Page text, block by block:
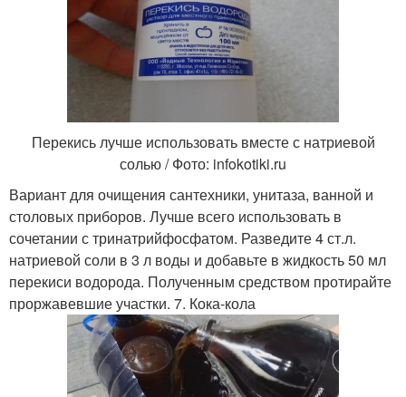
Перекись лучше использовать вместе с натриевой
солью / Фото: infokotiki.ru
Вариант для очищения сантехники, унитаза, ванной и
столовых приборов. Лучше всего использовать в
сочетании с тринатрийфосфатом. Разведите 4 ст.л.
натриевой соли в 3 л воды и добавьте в жидкость 50 мл
перекиси водорода. Полученным средством протирайте
проржавевшие участки. 7. Кока-кола